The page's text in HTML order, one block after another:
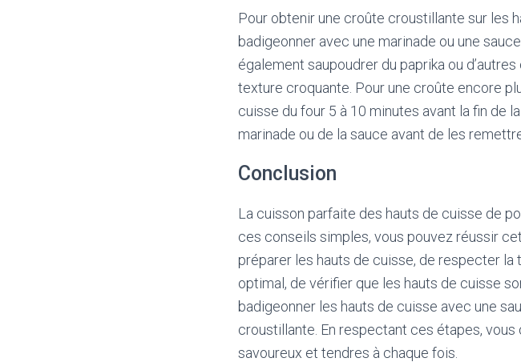
Pour obtenir une croûte croustillante sur les
badigeonner avec une marinade ou une
également saupoudrer du paprika ou
texture croquante. Pour une croûte encore
cuisse du four 5 à 10 minutes avant la fin de
marinade ou de la sauce avant de les
Conclusion
La cuisson parfaite des hauts de cuisse de
ces conseils simples, vous pouvez réussir
préparer les hauts de cuisse, de respecter
optimal, de vérifier que les hauts de cuisse
badigeonner les hauts de cuisse avec une
croustillante. En respectant ces étapes,
savoureux et tendres à chaque fois.